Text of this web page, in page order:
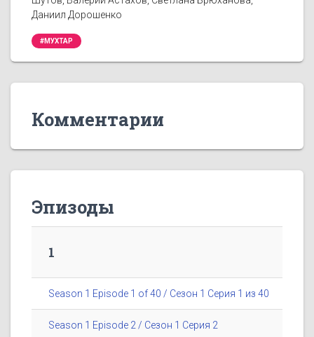
Даниил Дорошенко
#МУХТАР
Комментарии
Эпизоды
1
Season 1 Episode 1 of 40 / Сезон 1 Серия 1 из 40
Season 1 Episode 2 / Сезон 1 Серия 2